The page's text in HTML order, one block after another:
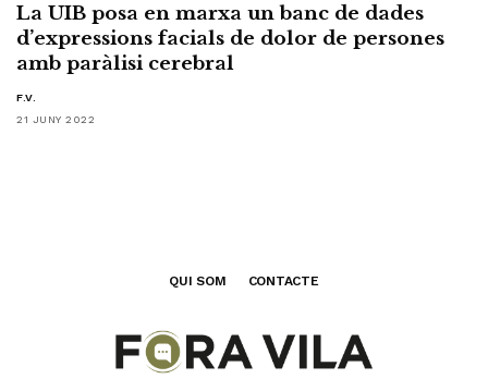
La UIB posa en marxa un banc de dades
d’expressions facials de dolor de persones
amb paràlisi cerebral
F.V.
21 JUNY 2022
QUI SOM CONTACTE